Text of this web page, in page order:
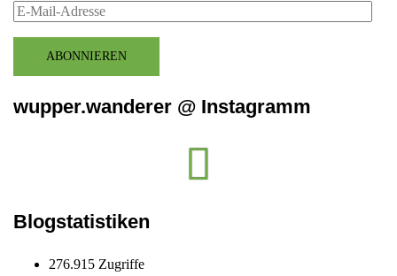
E-
AdresseABONNIEREN
wupper.wanderer @ Instagramm
Blogstatistiken
276.915 Zugriffe